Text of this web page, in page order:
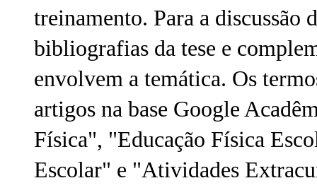
treinamento. Para a discussão
bibliografias da tese e
envolvem a temática. Os
artigos na base Google
Física", "Educação Física
Escolar" e "Atividades